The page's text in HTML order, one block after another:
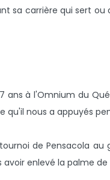
sa carrière qui sert
ans à l'Omnium du
nous a appuyés
de Pensacola
enlevé la palme